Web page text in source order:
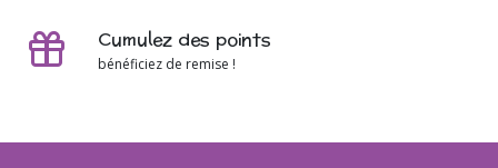
Cumulez des points
bénéficiez de remise !